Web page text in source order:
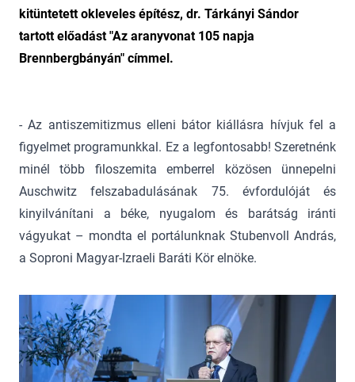
kitüntetett okleveles építész, dr. Tárkányi Sándor
tartott előadást "Az aranyvonat 105 napja
Brennbergbányán" címmel.
- Az antiszemitizmus elleni bátor kiállásra hívjuk fel a
figyelmet programunkkal. Ez a legfontosabb! Szeretnénk
minél több filoszemita emberrel közösen ünnepelni
Auschwitz felszabadulásának 75. évfordulóját és
kinyilvánítani a béke, nyugalom és barátság iránti
vágyukat – mondta el portálunknak Stubenvoll András,
a Soproni Magyar-Izraeli Baráti Kör elnöke.